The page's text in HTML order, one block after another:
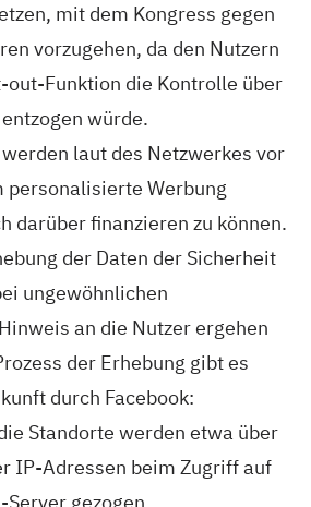
mit dem Kongress gegen
vorzugehen, da den Nutzern
out-Funktion die Kontrolle über
würde.
laut des Netzwerkes vor
personalisierte Werbung
darüber finanzieren zu können.
der Daten der Sicherheit
ungewöhnlichen
an die Nutzer ergehen
der Erhebung gibt es
durch Facebook:
Standorte werden etwa über
IP-Adressen beim Zugriff auf